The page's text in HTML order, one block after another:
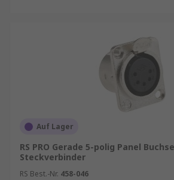
Auf Lager
RS PRO Gerade 5-polig Panel
Steckverbinder
RS Best.-Nr. 458-046